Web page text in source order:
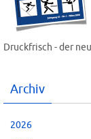
Druckfrisch - der
Archiv
2026